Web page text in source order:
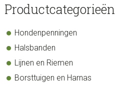
sidebar
Store
Productcategorieën
Hondenpenningen
Halsbanden
Lijnen en Riemen
Borsttuigen en Harnas